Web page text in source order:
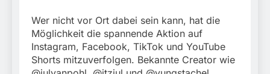
Wer nicht vor Ort dabei sein kann, hat die
Möglichkeit die spannende Aktion auf
Instagram, Facebook, TikTok und YouTube
Shorts mitzuverfolgen. Bekannte Creator wie